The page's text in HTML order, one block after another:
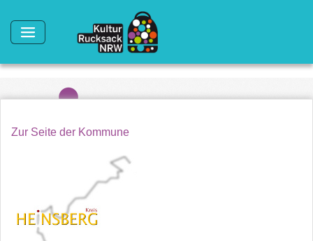
Zur Seite der Kommune